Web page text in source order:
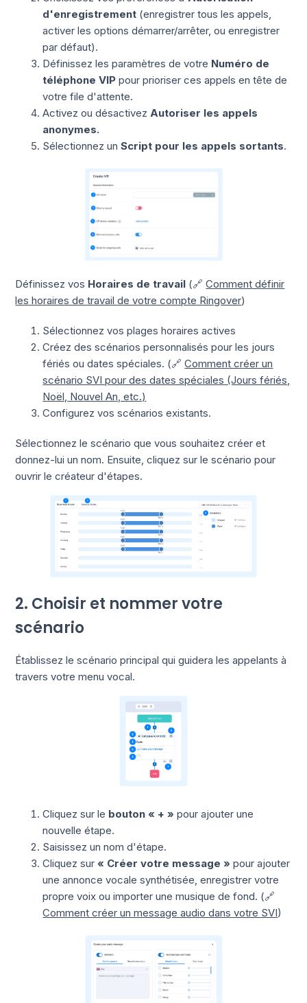
d'enregistrement (enregistrer tous les appels,
activer les options démarrer/arrêter, ou enregistrer
par défaut).
Définissez les paramètres de votre Numéro de
téléphone VIP pour prioriser ces appels en tête de
votre file d'attente.
Activez ou désactivezAutoriser les appels
anonymes.
Sélectionnez unScript pour les appels sortants.
Définissez vos Horaires de travail (🔗Comment définir
les horaires de travail de votre compte Ringover)
Sélectionnez vos plages horaires actives
Créez des scénarios personnalisés pour les jours
fériés ou dates spéciales. (🔗Comment créer un
scénario SVI pour des dates spéciales (Jours fériés,
Noël, Nouvel An, etc.)
Configurez vos scénarios existants.
Sélectionnez le scénario que vous souhaitez créer et
donnez-lui un nom. Ensuite, cliquez sur le scénario pour
ouvrir le créateur d'étapes.
2. Choisir et nommer votre
scénario
Établissez le scénario principal qui guidera les appelants à
travers votre menu vocal.
Cliquez sur le bouton « + » pour ajouter une
nouvelle étape.
Saisissez un nom d'étape.
Cliquez sur« Créer votre message » pour ajouter
une annonce vocale synthétisée, enregistrer votre
propre voix ou importer une musique de fond. (🔗
Comment créer un message audio dans votre SVI)